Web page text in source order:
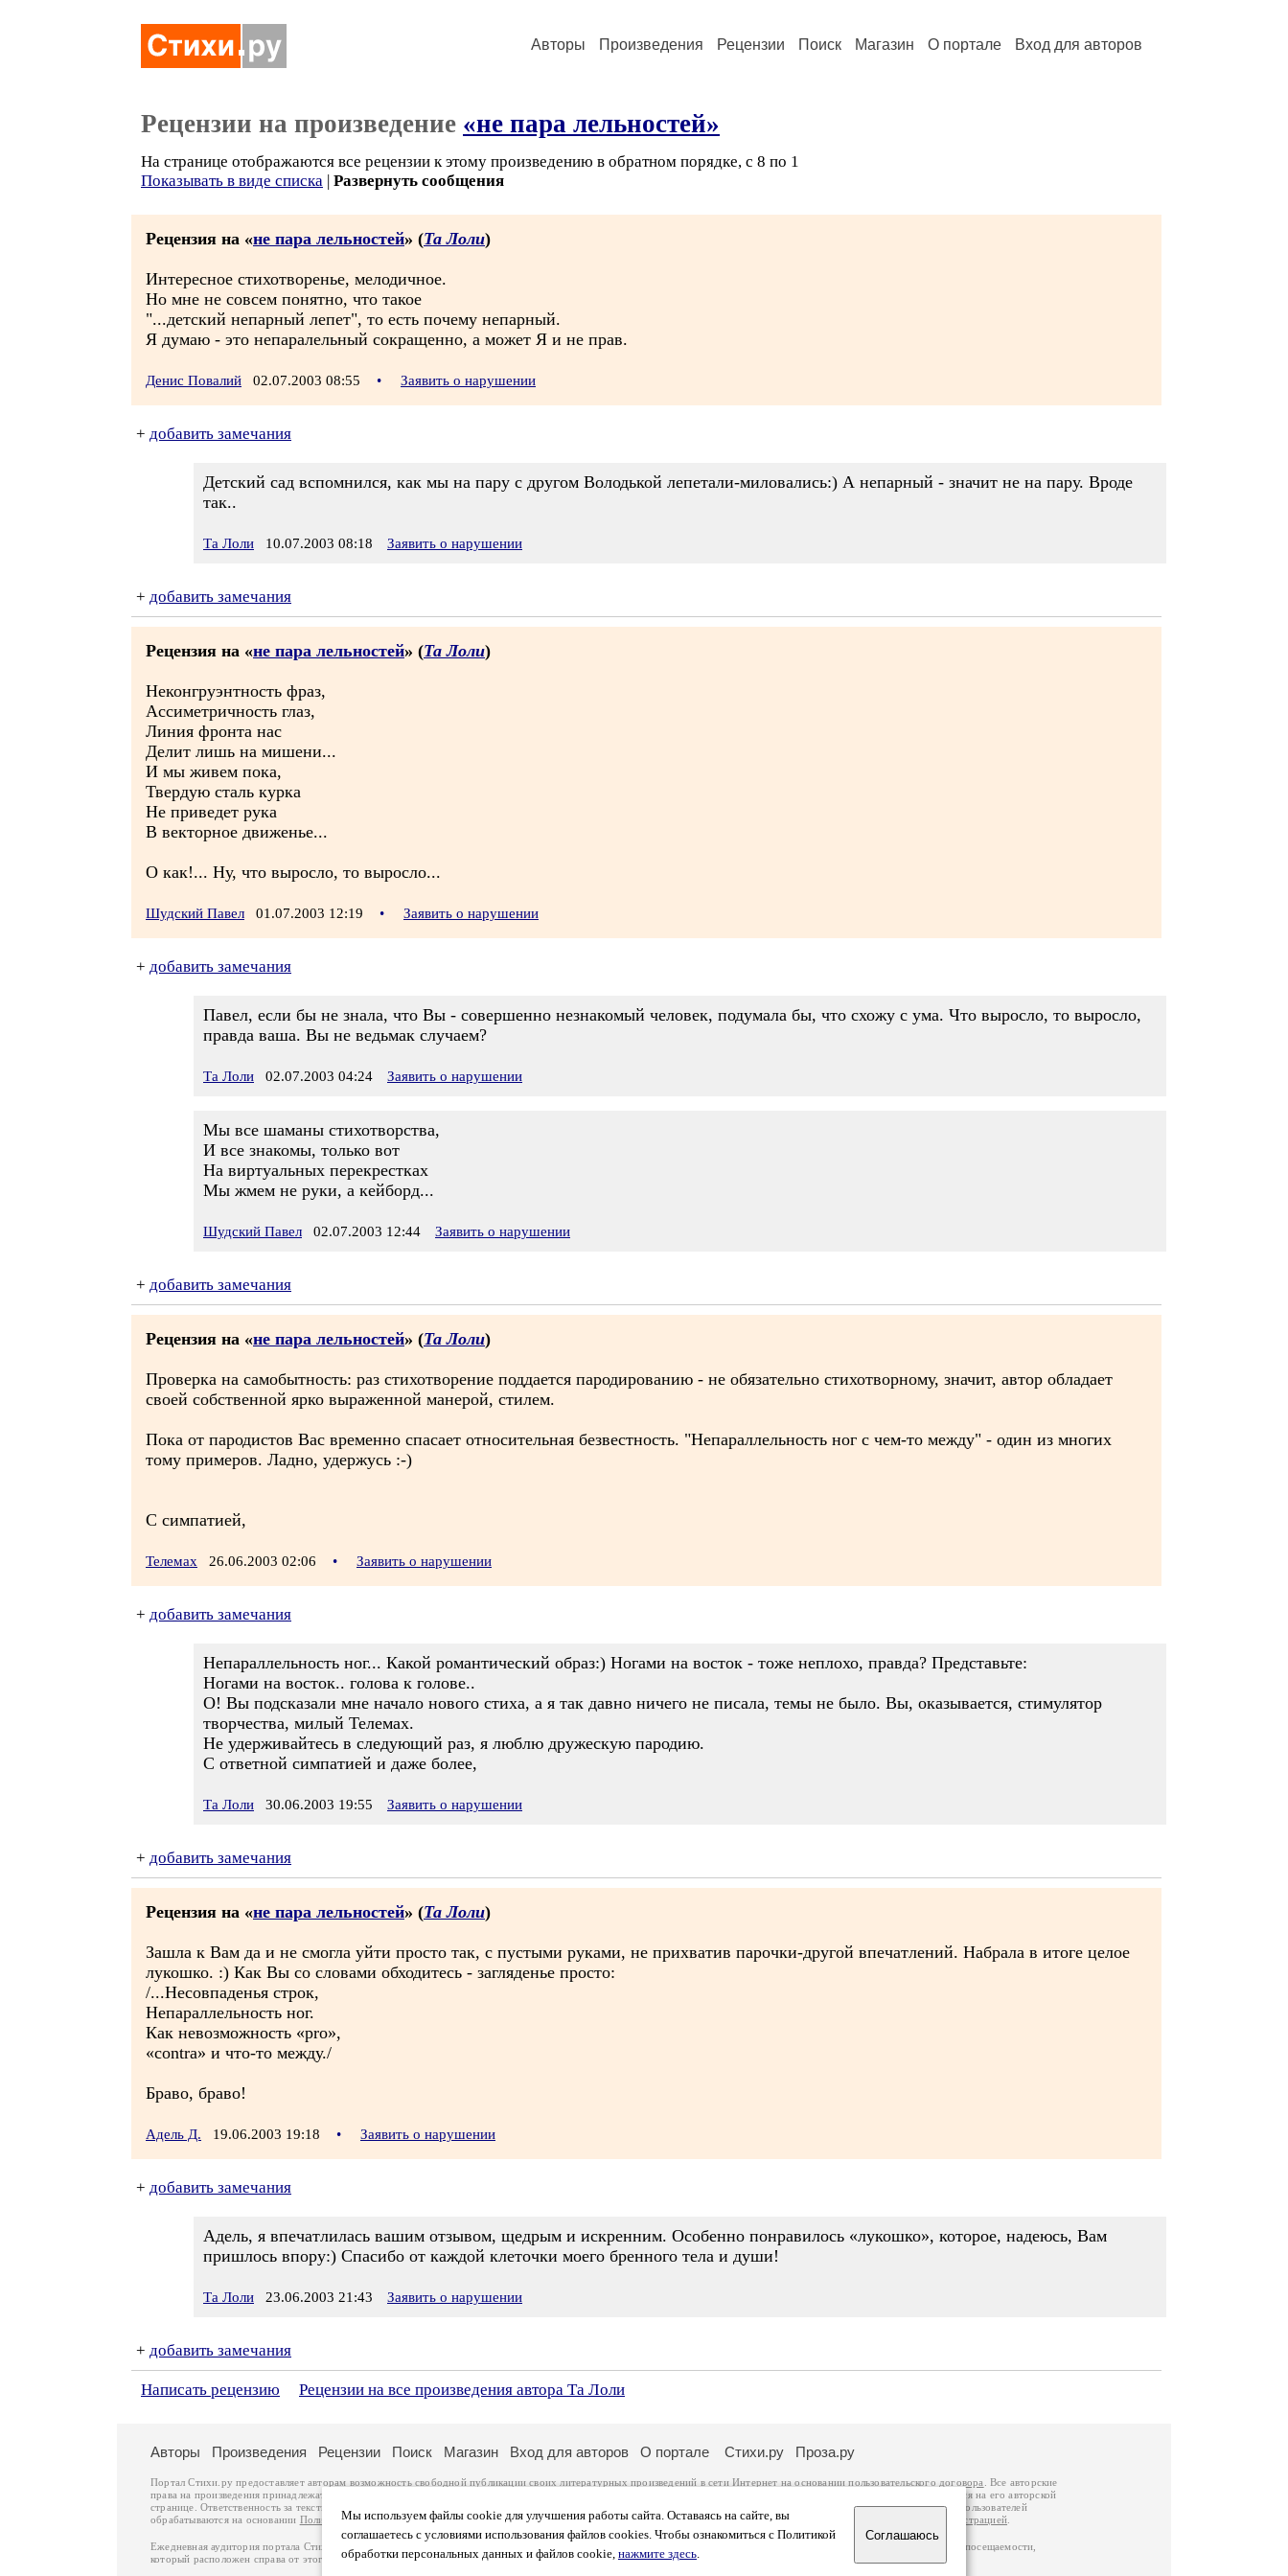
Авторы Произведения Рецензии Поиск Магазин О портале Вход для авторов
Рецензии на произведение «не пара лельностей»
На странице отображаются все рецензии к этому произведению в обратном порядке, с 8 по 1
Показывать в виде списка | Развернуть сообщения
Рецензия на «не пара лельностей» (Та Лоли)
Интересное стихотворенье, мелодичное.
Но мне не совсем понятно, что такое
"...детский непарный лепет", то есть почему непарный.
Я думаю - это непаралельный сокращенно, а может Я и не прав.
Денис Повалий 02.07.2003 08:55 • Заявить о нарушении
+ добавить замечания
Детский сад вспомнился, как мы на пару с другом Володькой лепетали-миловались:) А непарный - значит не на пару. Вроде
так..
Та Лоли 10.07.2003 08:18 Заявить о нарушении
+ добавить замечания
Рецензия на «не пара лельностей» (Та Лоли)
Неконгруэнтность фраз,
Ассиметричность глаз,
Линия фронта нас
Делит лишь на мишени...
И мы живем пока,
Твердую сталь курка
Не приведет рука
В векторное движенье...
О как!... Ну, что выросло, то выросло...
Шудский Павел 01.07.2003 12:19 • Заявить о нарушении
+ добавить замечания
Павел, если бы не знала, что Вы - совершенно незнакомый человек, подумала бы, что схожу с ума. Что выросло, то выросло,
правда ваша. Вы не ведьмак случаем?
Та Лоли 02.07.2003 04:24 Заявить о нарушении
Мы все шаманы стихотворства,
И все знакомы, только вот
На виртуальных перекрестках
Мы жмем не руки, а кейборд...
Шудский Павел 02.07.2003 12:44 Заявить о нарушении
+ добавить замечания
Рецензия на «не пара лельностей» (Та Лоли)
Проверка на самобытность: раз стихотворение поддается пародированию - не обязательно стихотворному, значит, автор обладает
своей собственной ярко выраженной манерой, стилем.
Пока от пародистов Вас временно спасает относительная безвестность. "Непараллельность ног с чем-то между" - один из многих
тому примеров. Ладно, удержусь :-)
С симпатией,
Телемах 26.06.2003 02:06 • Заявить о нарушении
+ добавить замечания
Непараллельность ног... Какой романтический образ:) Ногами на восток - тоже неплохо, правда? Представьте:
Ногами на восток.. голова к голове..
О! Вы подсказали мне начало нового стиха, а я так давно ничего не писала, темы не было. Вы, оказывается, стимулятор
творчества, милый Телемах.
Не удерживайтесь в следующий раз, я люблю дружескую пародию.
С ответной симпатией и даже более,
Та Лоли 30.06.2003 19:55 Заявить о нарушении
+ добавить замечания
Рецензия на «не пара лельностей» (Та Лоли)
Зашла к Вам да и не смогла уйти просто так, с пустыми руками, не прихватив парочки-другой впечатлений. Набрала в итоге целое
лукошко. :) Как Вы со словами обходитесь - загляденье просто:
/...Несовпаденья строк,
Непараллельность ног.
Как невозможность «pro»,
«contrа» и что-то между./
Браво, браво!
Адель Д. 19.06.2003 19:18 • Заявить о нарушении
+ добавить замечания
Адель, я впечатлилась вашим отзывом, щедрым и искренним. Особенно понравилось «лукошко», которое, надеюсь, Вам
пришлось впору:) Спасибо от каждой клеточки моего бренного тела и души!
Та Лоли 23.06.2003 21:43 Заявить о нарушении
+ добавить замечания
Написать рецензию Рецензии на все произведения автора Та Лоли
Мы используем файлы cookie для улучшения работы сайта. Оставаясь на сайте, вы
соглашаетесь с условиями использования файлов cookies. Чтобы ознакомиться с Политикой
обработки персональных данных и файлов cookie, нажмите здесь.
Соглашаюсь
Авторы Произведения Рецензии Поиск Магазин Вход для авторов О портале Стихи.ру Проза.ру
Портал Стихи.ру предоставляет авторам возможность свободной публикации своих литературных произведений в сети Интернет на основаниипользовательского договора
. Все авторские
права на произведения принадлежат авторам и охраняются
. Перепечатка произведений возможна только с согласия его автора, к которому вы можете обратиться на его авторской
странице. Ответственность за тексты произведений авторы несут самостоятельно на основании
законодательства Российской Федерации. Данные пользователей
обрабатываются на основании Политики обработки персональных данных. Вы также можете посмотреть более подробнуюинформацию о портале связаться с администрацией
Ежедневная аудитория портала Стихи.ру – порядка 200 тысяч посетителей, которые в общей сумме просматривают более двух миллионов страниц по данным счетчика посещаемости,
который расположен справа от этого текста. В каждой графе указано по две цифры: количество просмотров и количество посетителей.